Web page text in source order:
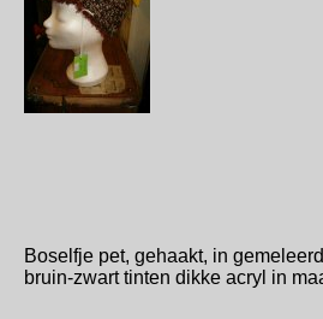
Boselfje pet, gehaakt, in
bruin-zwart tinten dikke acryl in